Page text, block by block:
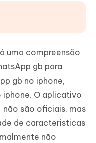
uma compreensão
gb para
gb no iphone,
O aplicativo
não são oficiais, mas
de caracteristicas
não